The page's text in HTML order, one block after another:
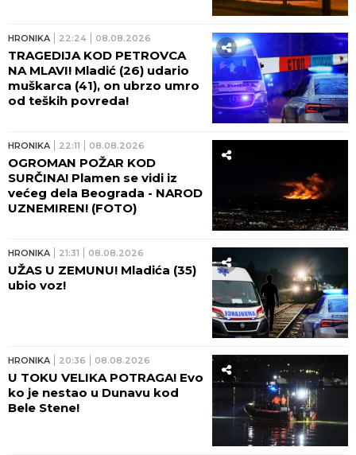
HRONIKA 22:24 08.08.2026
TRAGEDIJA KOD PETROVCA
NA MLAVI! Mladić (26) udario
muškarca (41), on ubrzo umro
od teških povreda!
HRONIKA 22:11 08.08.2026
OGROMAN POŽAR KOD
SURČINA! Plamen se vidi iz
većeg dela Beograda - NAROD
UZNEMIREN! (FOTO)
HRONIKA 21:31 08.08.2026
UŽAS U ZEMUNU! Mladića (35)
ubio voz!
HRONIKA 20:36 08.08.2026
U TOKU VELIKA POTRAGA! Evo
ko je nestao u Dunavu kod
Bele Stene!